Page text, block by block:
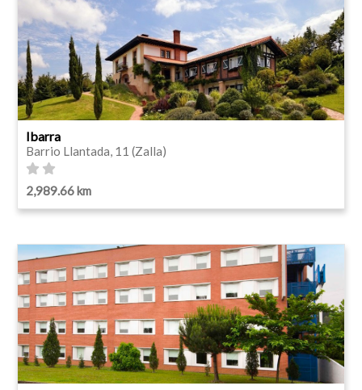
Ibarra
Barrio Llantada, 11 (Zalla)
2,989.66 km